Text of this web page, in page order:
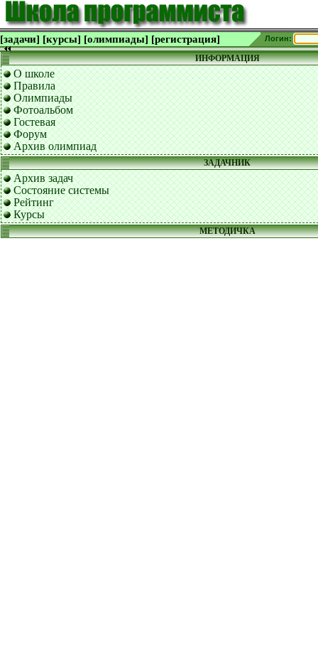
[задачи] [курсы] [олимпиады] [регистрация] Логин:
ИНФОРМАЦИЯ
О школе
Правила
Олимпиады
Фотоальбом
Гостевая
Форум
Архив олимпиад
ЗАДАЧНИК
Архив задач
Состояние системы
Рейтинг
Курсы
МЕТОДИЧКА